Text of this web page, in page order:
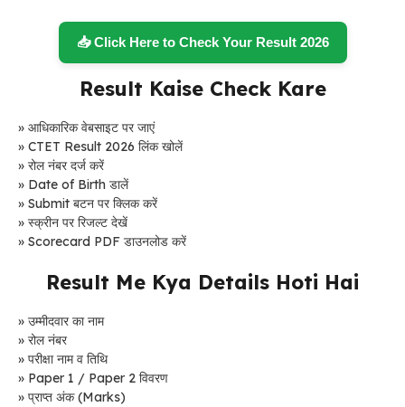
📥 Click Here to Check Your Result 2026
Result Kaise Check Kare
» आधिकारिक वेबसाइट पर जाएं
» CTET Result 2026 लिंक खोलें
» रोल नंबर दर्ज करें
» Date of Birth डालें
» Submit बटन पर क्लिक करें
» स्क्रीन पर रिजल्ट देखें
» Scorecard PDF डाउनलोड करें
Result Me Kya Details Hoti Hai
» उम्मीदवार का नाम
» रोल नंबर
» परीक्षा नाम व तिथि
» Paper 1 / Paper 2 विवरण
» प्राप्त अंक (Marks)